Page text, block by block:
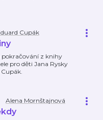
Cupák
pokračování z knihy
pro děti Jana Rysky
Cupák.
Alena Mornštajnová